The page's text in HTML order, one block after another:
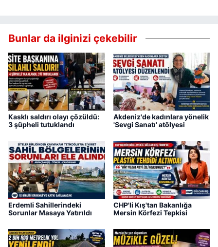
Bunlar da ilginizi çekebilir
Kasklı saldırı olayı çözüldü:
3 şüpheli tutuklandı
Akdeniz'de kadınlara yönelik
'Sevgi Sanatı' atölyesi
Erdemli Sahillerindeki
Sorunlar Masaya Yatırıldı
CHP'li Kış'tan Bakanlığa
Mersin Körfezi Tepkisi